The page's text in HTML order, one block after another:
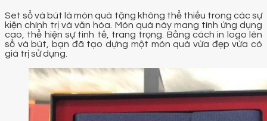
Set sổ và bút là món quà tặng không thể thiếu trong các sự
kiện chính trị và văn hóa. Món quà này mang tính ứng dụng
cao, thể hiện sự tinh tế, trang trọng. Bằng cách in logo lên
sổ và bút, bạn đã tạo dựng một món quà vừa đẹp vừa có
giá trị sử dụng.